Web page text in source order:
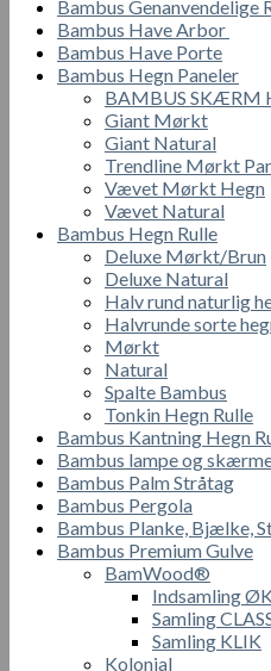
Bambus Genanvendelige
Bambus Have Arbor
Bambus Have Porte
Bambus Hegn Paneler
BAMBUS SKÆRM
Giant Mørkt
Giant Natural
Trendline Mørkt
Vævet Mørkt Hegn
Vævet Natural
Bambus Hegn Rulle
Deluxe Mørkt/Brun
Deluxe Natural
Halv rund naturlig
Halvrunde sorte
Mørkt
Natural
Spalte Bambus
Tonkin Hegn Rulle
Bambus Kantning Hegn
Bambus lampe og
Bambus Palm Stråtag
Bambus Pergola
Bambus Planke, Bjælke,
Bambus Premium Gulve
BamWood®
Indsamling
Samling
Samling KLIK
Kolonial